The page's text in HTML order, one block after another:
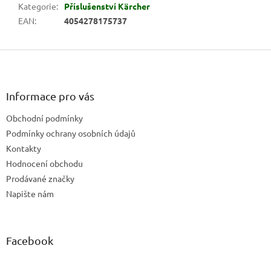
Kategorie:
Příslušenství Kärcher
EAN: 4054278175737
Z
Informace pro vás
Obchodní podmínky
Podmínky ochrany osobních údajů
Kontakty
Hodnocení obchodu
Prodávané značky
Napište nám
Facebook